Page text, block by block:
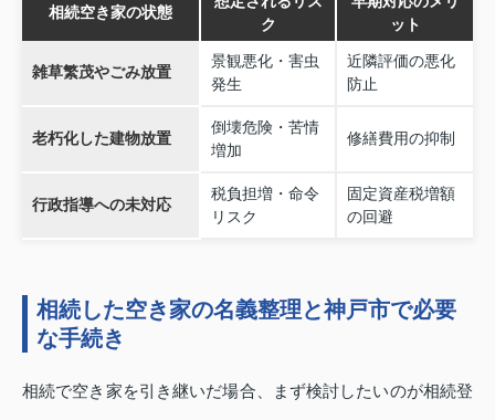
相続空き家の状態
ク
ット
雑草繁茂やごみ放置
景観悪化・害虫
発生
近隣評価の悪化
防止
老朽化した建物放置
倒壊危険・苦情
増加
修繕費用の抑制
行政指導への未対応
税負担増・命令
リスク
固定資産税増額
の回避
相続した空き家の名義整理と神戸市で必要
な手続き
相続で空き家を引き継いだ場合、まず検討したいのが相続登